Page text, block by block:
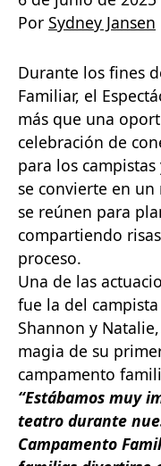
Por Sydney Jansen
Durante los fines
Familiar, el
más que una
celebración de
para los
se convierte en
se reúnen para
compartiendo
proceso.
Una de las
fue la del
Shannon y
magia de su
campamento
“Estábamos muy
teatro durante
Campamento